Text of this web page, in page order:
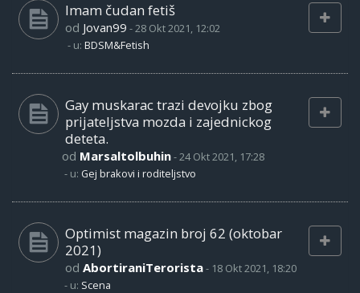
Imam čudan fetiš
od Jovan99 -28 Okt 2021, 12:02
- u: BDSM&Fetish
Gay muskarac trazi devojku zbog
prijateljstva mozda i zajednickog
deteta.
od Marsaltolbuhin-24 Okt 2021, 17:28
- u: Gej brakovi i roditeljstvo
Optimist magazin broj 62 (oktobar
2021)
od AbortiraniTerorista- 18 Okt 2021, 18:20
- u: Scena